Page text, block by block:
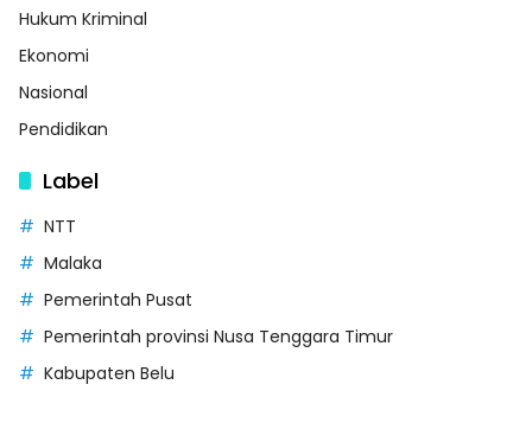
Hukum Kriminal
Ekonomi
Nasional
Pendidikan
Label
NTT
Malaka
Pemerintah Pusat
Pemerintah provinsi Nusa Tenggara Timur
Kabupaten Belu